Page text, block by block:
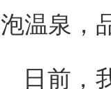
泡温泉，
日前，